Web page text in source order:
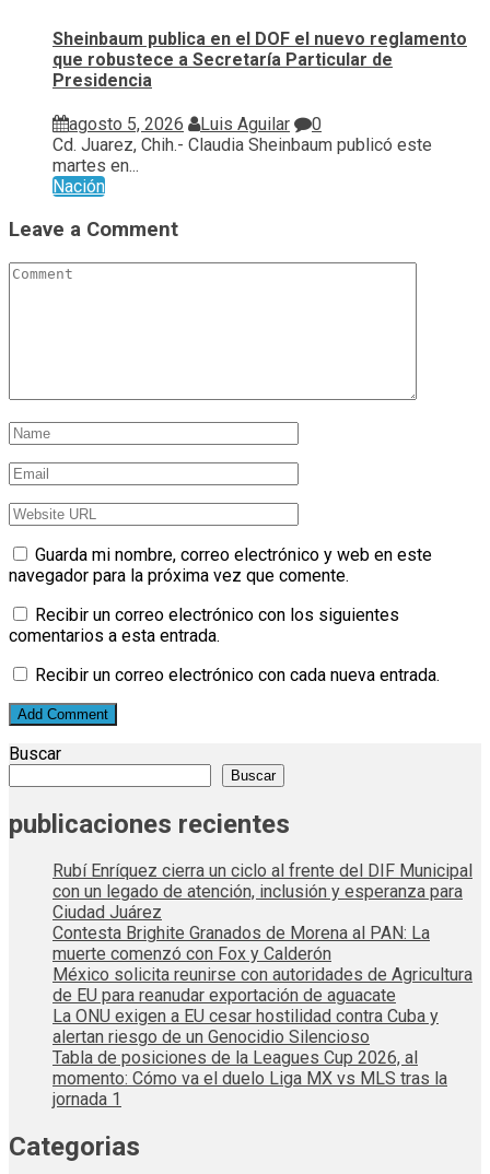
Sheinbaum publica en el DOF el nuevo reglamento
que robustece a Secretaría Particular de
Presidencia
agosto 5, 2026 Luis Aguilar
0
Cd. Juarez, Chih.- Claudia Sheinbaum publicó este
martes en...
Nación
Leave a Comment
Guarda mi nombre, correo electrónico y web en este
navegador para la próxima vez que comente.
Recibir un correo electrónico con los siguientes
comentarios a esta entrada.
Recibir un correo electrónico con cada nueva entrada.
Buscar
Buscar
publicaciones recientes
Rubí Enríquez cierra un ciclo al frente del DIF Municipal
con un legado de atención, inclusión y esperanza para
Ciudad Juárez
Contesta Brighite Granados de Morena al PAN: La
muerte comenzó con Fox y Calderón
México solicita reunirse con autoridades de Agricultura
de EU para reanudar exportación de aguacate
La ONU exigen a EU cesar hostilidad contra Cuba y
alertan riesgo de un Genocidio Silencioso
Tabla de posiciones de la Leagues Cup 2026, al
momento: Cómo va el duelo Liga MX vs MLS tras la
jornada 1
Categorias